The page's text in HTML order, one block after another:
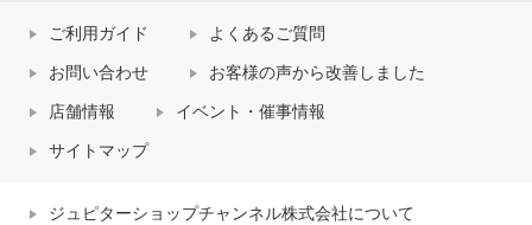
ご利用ガイド よくあるご質問
お問い合わせ お客様の声から改善しました
店舗情報 イベント・催事情報
サイトマップ
ジュピターショップチャンネル株式会社について